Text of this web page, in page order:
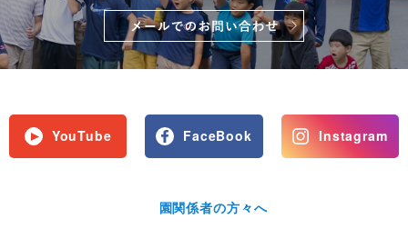
YouTube FaceBook Instagram
園関係者の方々へ